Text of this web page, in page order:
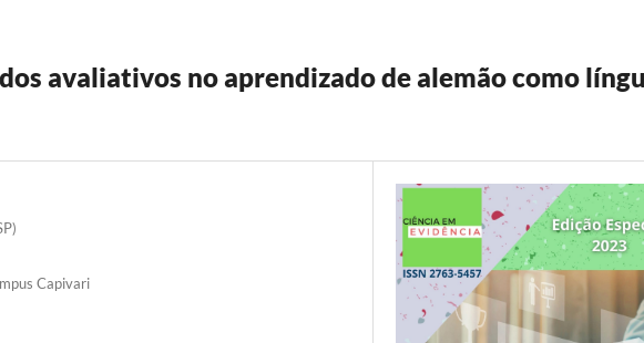
avaliativos no aprendizado de alemão como
Capivari